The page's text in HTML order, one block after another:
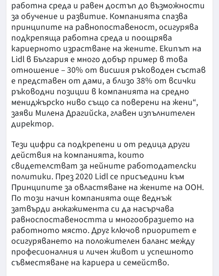
работна среда и равен достъп до възможности
за обучение и развитие. Компанията спазва
принципите на равнопоставеност, осигурява
подкрепяща работна среда и поощрява
кариерното израстване на жените. Екипът на
Lidl в България е много добър пример в това
отношение – 30% от висшия ръководен състав
е представен от дами, а близо 38% от всички
ръководни позиции в компанията на средно
мениджърско ниво също са поверени на жени“,
заяви Милена Драгийска, главен изпълнителен
директор.
Тези цифри са подкрепени и от редица други
действия на компанията, които
свидетелстват за нейните работодателски
политики. През 2020 Lidl се присъедини към
Принципите за овластяване на жените на ООН.
По този начин компанията още веднъж
затвърди анжажимента си да насърчава
равноспоставеността и многообразието на
работното място. Друг ключов приоритет е
осигуряването на положителен баланс между
професионалния и личен живот и успешното
съвместяване на кариера и семейство.